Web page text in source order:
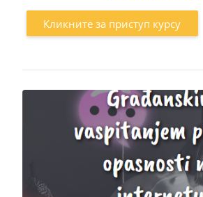
Кликните за приступ курсу